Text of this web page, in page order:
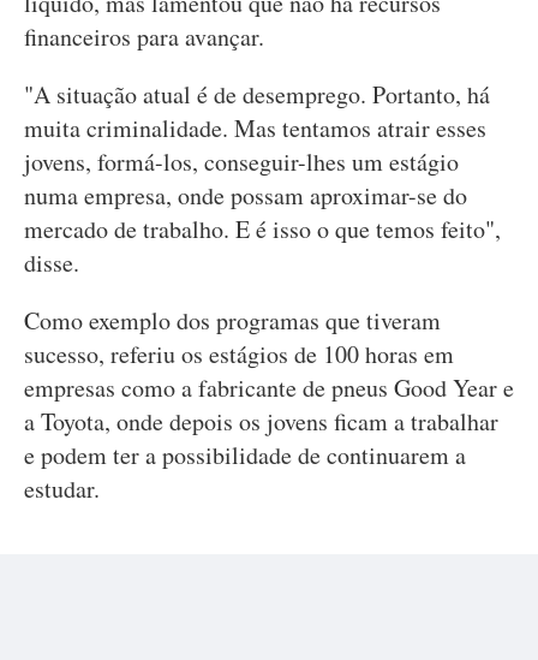
financeiros para avançar.
"A situação atual é de desemprego. Portanto, há
muita criminalidade. Mas tentamos atrair esses
jovens, formá-los, conseguir-lhes um estágio
numa empresa, onde possam aproximar-se do
mercado de trabalho. E é isso o que temos feito",
disse.
Como exemplo dos programas que tiveram
sucesso, referiu os estágios de 100 horas em
empresas como a fabricante de pneus Good Year e
a Toyota, onde depois os jovens ficam a trabalhar
e podem ter a possibilidade de continuarem a
estudar.